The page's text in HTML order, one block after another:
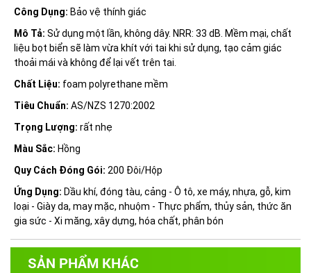
Công Dụng: Bảo vệ thính giác
Mô Tả: Sử dụng một lần, không dây. NRR: 33 dB. Mềm mại, chất
liệu bọt biển sẽ làm vừa khít với tai khi sử dụng, tạo cảm giác
thoải mái và không để lại vết trên tai.
Chất Liệu: foam polyrethane mềm
Tiêu Chuẩn: AS/NZS 1270:2002
Trọng Lượng: rất nhẹ
Màu Sắc: Hồng
Quy Cách Đóng Gói: 200 Đôi/Hộp
Ứng Dụng: Dầu khí, đóng tàu, cảng - Ô tô, xe máy, nhựa, gỗ, kim
loại - Giày da, may mặc, nhuộm - Thực phẩm, thủy sản, thức ăn
gia sức - Xi măng, xây dựng, hóa chất, phân bón
SẢN PHẨM KHÁC